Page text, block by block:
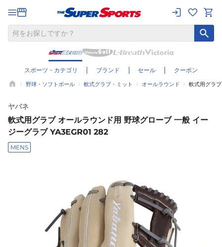
スポーツ・カテゴリ ブランド セール クーポン
野球・ソフトボール 軟式グラブ・ミット オールラウンド 軟式用グラ
ヤバネ
軟式用グラブ オールラウンド用 野球グローブ 一般 イー
ジーグラブ YA3EGR01 282
MENS